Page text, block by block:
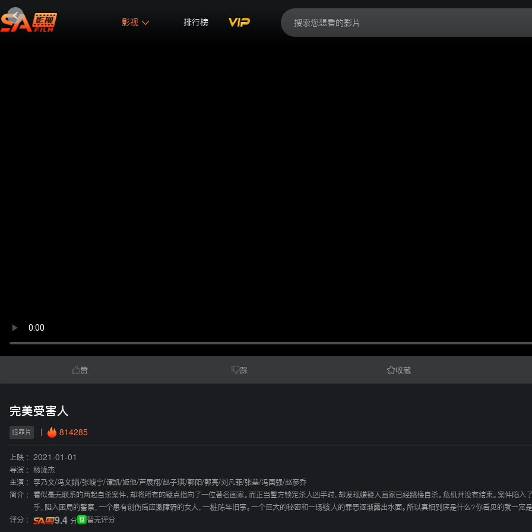
影视 排行榜
赞 踩 收藏
完美受害人
犯罪片 814285
上映 :
2021-01-01
导演 :
杨泷杰
主演 :
李乃文/冯文娟/张峻宁/谭凯/姬他/芦展翔/赵子琪/郭阳/郭亮/刘凡菲/张垒/冯国强/赵彦乔
简介 :
看似毫无联系的两起自杀案件，却将所有的疑点指向了一位著名画家。而正当警方锁定杀人凶手时，却发现嫌疑人画家已经跳楼自杀。危机并没有结束。案件陷
手，陷入困局的警察，一个患有创伤后应激障碍的女人，一桩陈年旧事。一个巨大的秘密和一场骇人的罪恶逐渐露出水面。所以真相到底是什么？你看见的就一定
评分 :
9.4 分 暂无评分